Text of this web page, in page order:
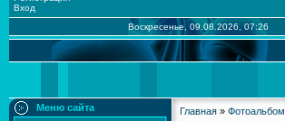
Вход
Воскресенье, 09.08.2026, 07:26
Меню сайта
Главная » Фотоальбом